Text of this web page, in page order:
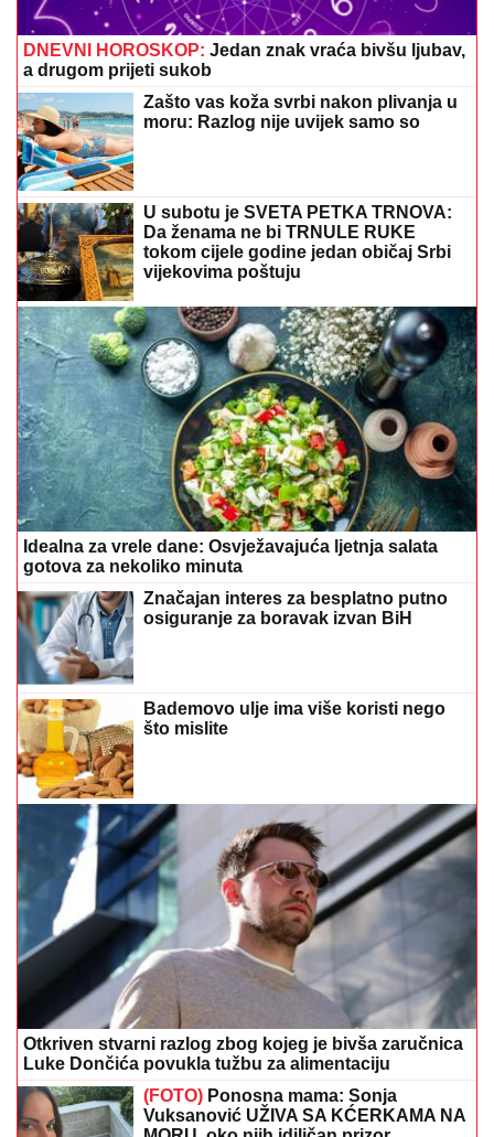
DNEVNI HOROSKOP: Jedan znak vraća bivšu ljubav,
a drugom prijeti sukob
Zašto vas koža svrbi nakon plivanja u
moru: Razlog nije uvijek samo so
U subotu je SVETA PETKA TRNOVA:
Da ženama ne bi TRNULE RUKE
tokom cijele godine jedan običaj Srbi
vijekovima poštuju
Idealna za vrele dane: Osvježavajuća ljetnja salata
gotova za nekoliko minuta
Značajan interes za besplatno putno
osiguranje za boravak izvan BiH
Bademovo ulje ima više koristi nego
što mislite
Otkriven stvarni razlog zbog kojeg je bivša zaručnica
Luke Dončića povukla tužbu za alimentaciju
(FOTO) Ponosna mama: Sonja
Vuksanović UŽIVA SA KĆERKAMA NA